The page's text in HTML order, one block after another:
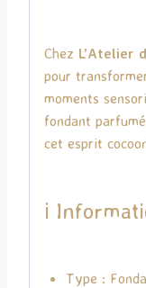
Chez L’Atelier
pour
moments
fondant
cet esprit
ℹ️
Type :